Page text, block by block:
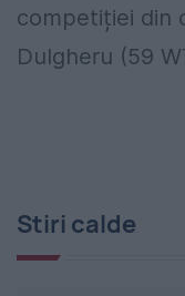
competiției din
Dulgheru (59
Stiri calde